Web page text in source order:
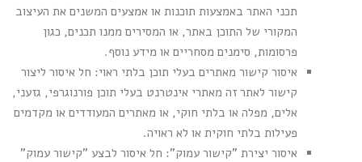
תכני האתר באמצעות תוכנות או אמצעים המשנים את העיצוב
המקורי של התוכן באתר, או המסירים ממנו תכנים, כגון
פרסומות, סימנים מסחריים או מידע נוסף.
איסור קישור מאתרים בעלי תוכן בלתי ראוי: חל איסור ליצור
קישור לאתר זה מאתרי אינטרנט בעלי תוכן פורנוגרפי, גזעני,
אלים, מפלה או בלתי חוקי, או מאתרים המעודדים או מקדמים
פעילות בלתי חוקית או לא ראויה.
איסור יצירת "קישור עמוק": חל איסור לבצע "קישור עמוק"